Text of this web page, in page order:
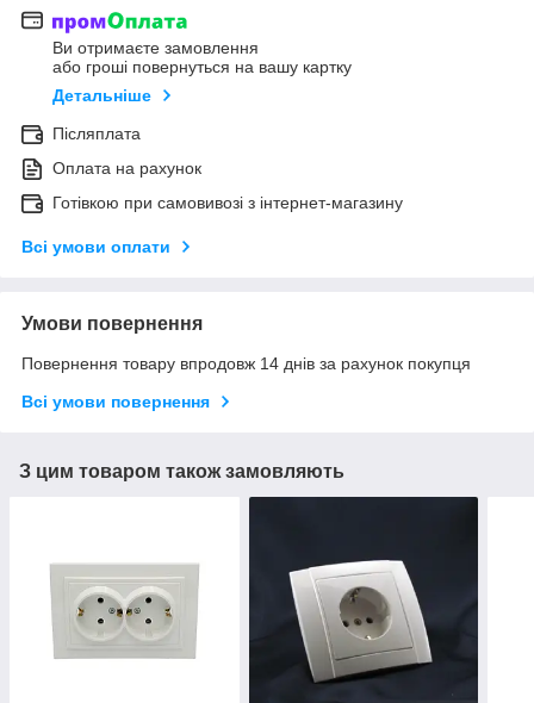
Ви отримаєте замовлення
або гроші повернуться на вашу картку
Детальніше
Післяплата
Оплата на рахунок
Готівкою при самовивозі з інтернет-магазину
Всі умови оплати
Умови повернення
Повернення товару впродовж 14 днів за рахунок покупця
Всі умови повернення
З цим товаром також замовляють